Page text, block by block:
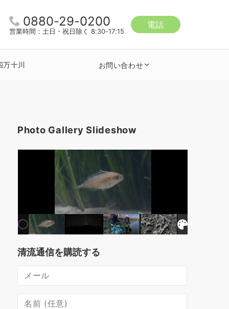
0880-29-0200
営業時間：土日・祝日除く 8:30-17:15
電話
万十川 お問い合わせ
Photo Gallery Slideshow
清流通信を購読する